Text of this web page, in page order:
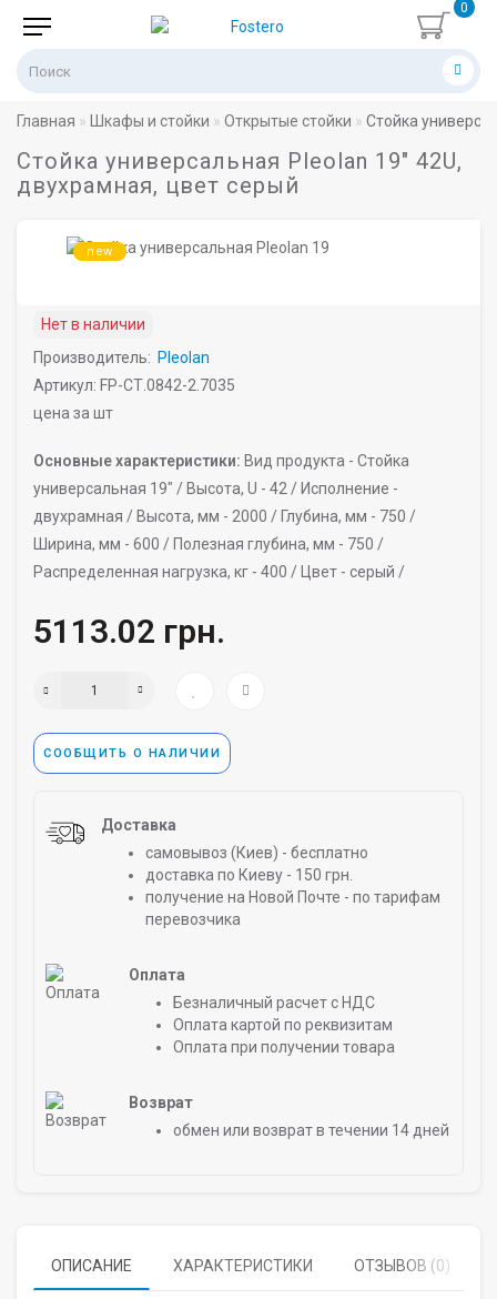
0
Главная Шкафы и стойки Открытые стойки Стойка
Стойка универсальная Pleolan 19" 42U,
двухрамная, цвет серый
new
Нет в наличии
Производитель: Pleolan
Артикул: FP-СТ.0842-2.7035
цена за шт
Основные характеристики: Вид продукта - Стойка
универсальная 19" / Высота, U - 42 / Исполнение -
двухрамная / Высота, мм - 2000 / Глубина, мм - 750 /
Ширина, мм - 600 / Полезная глубина, мм - 750 /
Распределенная нагрузка, кг - 400 / Цвет - серый /
5113.02 грн.
СООБЩИТЬ О НАЛИЧИИ
Доставка
самовывоз (Киев) - бесплатно
доставка по Киеву - 150 грн.
получение на Новой Почте - по тарифам
перевозчика
Оплата
Безналичный расчет с НДС
Оплата картой по реквизитам
Оплата при получении товара
Возврат
обмен или возврат в течении 14 дней
ОПИСАНИЕ ХАРАКТЕРИСТИКИ ОТЗЫВОВ (0)